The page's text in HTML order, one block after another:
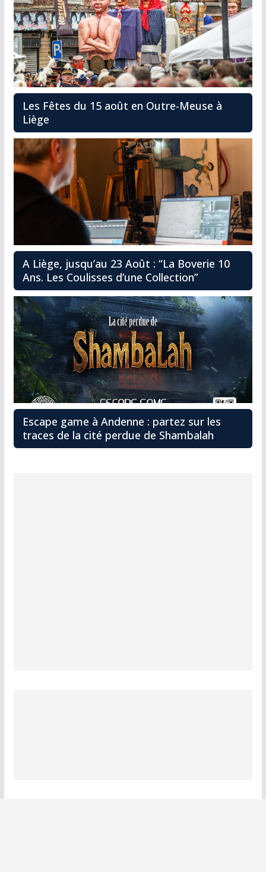
Les Fêtes du 15 août en Outre-Meuse à
Liège
A Liège, jusqu’au 23 Août : “La Boverie 10
Ans. Les Coulisses d’une Collection”
Escape game à Andenne : partez sur les
traces de la cité perdue de Shambalah